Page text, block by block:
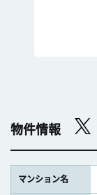
物件情報
マンション名